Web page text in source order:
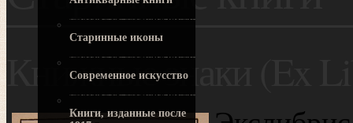
Старинные иконы
Современное искусство
Книги, изданные после
Книжные знаки (Ex